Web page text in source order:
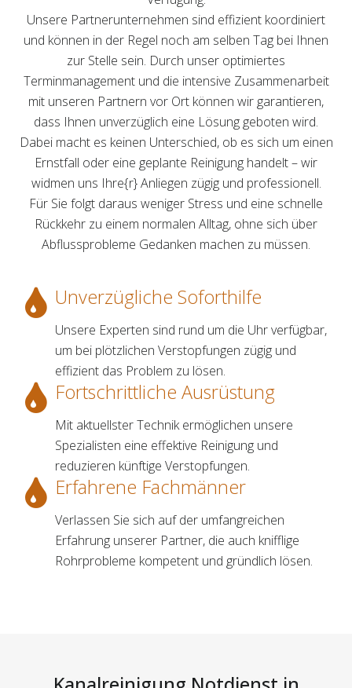
Unsere Partnerunternehmen sind effizient koordiniert
und können in der Regel noch am selben Tag bei Ihnen
zur Stelle sein. Durch unser optimiertes
Terminmanagement und die intensive Zusammenarbeit
mit unseren Partnern vor Ort können wir garantieren,
dass Ihnen unverzüglich eine Lösung geboten wird.
Dabei macht es keinen Unterschied, ob es sich um einen
Ernstfall oder eine geplante Reinigung handelt – wir
widmen uns Ihre{r} Anliegen zügig und professionell.
Für Sie folgt daraus weniger Stress und eine schnelle
Rückkehr zu einem normalen Alltag, ohne sich über
Abflussprobleme Gedanken machen zu müssen.
Unverzügliche Soforthilfe
Unsere Experten sind rund um die Uhr verfügbar,
um bei plötzlichen Verstopfungen zügig und
effizient das Problem zu lösen.
Fortschrittliche Ausrüstung
Mit aktuellster Technik ermöglichen unsere
Spezialisten eine effektive Reinigung und
reduzieren künftige Verstopfungen.
Erfahrene Fachmänner
Verlassen Sie sich auf der umfangreichen
Erfahrung unserer Partner, die auch knifflige
Rohrprobleme kompetent und gründlich lösen.